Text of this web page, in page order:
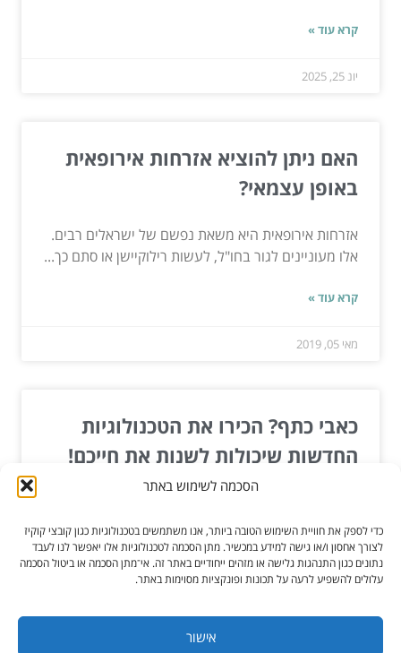
הסכמה לשימוש באתר
כדי לספק את חוויית השימוש הטובה ביותר, אנו משתמשים בטכנולוגיות כגון קובצי קוקיז
לצורך אחסון ו/או גישה למידע במכשיר. מתן הסכמה לטכנולוגיות אלו יאפשר לנו לעבד
נתונים כגון התנהגות גלישה או מזהים ייחודיים באתר זה. אי־מתן הסכמה או ביטול הסכמה
עלולים להשפיע לרעה על תכונות ופונקציות מסוימות באתר.
אישור
קרא עוד »
יונ 25, 2025
האם ניתן להוציא אזרחות אירופאית
באופן עצמאי?
אזרחות אירופאית היא משאת נפשם של ישראלים רבים.
אלו מעוניינים לגור בחו"ל, לעשות רילוקיישן או סתם כך...
קרא עוד »
מאי 05, 2019
כאבי כתף? הכירו את הטכנולוגיות
החדשות שיכולות לשנות את חייכם!
לחוות. הם יכולים להיגרם מסיבות שונות - טראומה,
התעמלות לא...
קרא עוד »